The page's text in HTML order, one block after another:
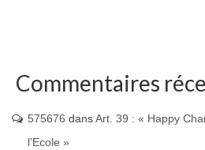
Commentaires
575676 dansArt. 39 : « Happy
l’Ecole »